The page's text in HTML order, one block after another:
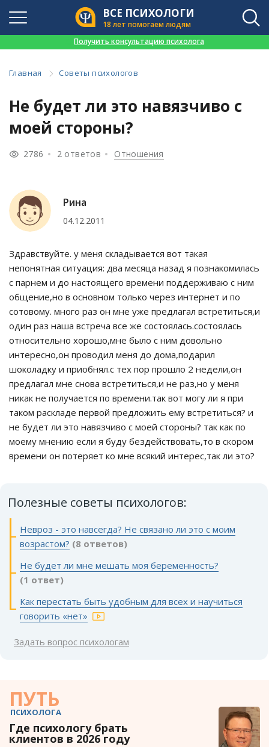
ВСЕ ПСИХОЛОГИ
18 лет помогаем людям
Получить консультацию психолога
Главная Советы психологов
Не будет ли это навязчиво с
моей стороны?
2786 2 ответов Отношения
Рина
04.12.2011
Здравствуйте. у меня складывается вот такая
непонятная ситуация: два месяца назад я познакомилась
с парнем и до настоящего времени поддерживаю с ним
общение,но в основном только через интернет и по
сотовому. много раз он мне уже предлагал встретиться,и
один раз наша встреча все же состоялась.состоялась
относительно хорошо,мне было с ним довольно
интересно,он проводил меня до дома,подарил
шоколадку и приобнял.с тех пор прошло 2 недели,он
предлагал мне снова встретиться,и не раз,но у меня
никак не получается по времени.так вот могу ли я при
таком раскладе первой предложить ему встретиться? и
не будет ли это навязчиво с моей стороны? так как по
моему мнению если я буду бездействовать,то в скором
времени он потеряет ко мне всякий интерес,так ли это?
Полезные советы психологов:
Невроз - это навсегда? Не связано ли это с моим
возрастом? (8 ответов)
Не будет ли мне мешать моя беременность?
(1 ответ)
Как перестать быть удобным для всех и научиться
говорить «нет»
Задать вопрос психологам
ПУТЬ
ПСИХОЛОГА
Где психологу брать
клиентов в 2026 году